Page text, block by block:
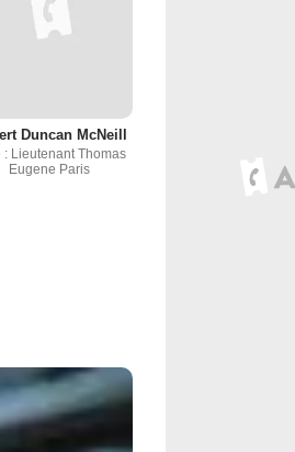
Duncan McNeill
: Lieutenant Thomas
Eugene Paris